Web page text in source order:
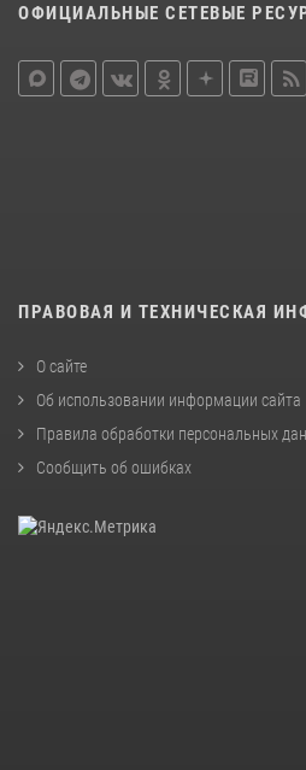
ОФИЦИАЛЬНЫЕ СЕТЕВЫЕ
ПРАВОВАЯ И ТЕХНИЧЕСКАЯ
О сайте
Об использовании информации сайта
Правила обработки персональных
Сообщить об ошибках